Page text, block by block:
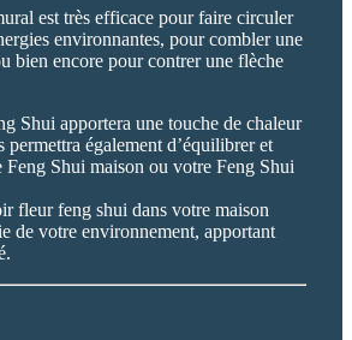
est très efficace pour faire circuler
environnantes, pour combler une
bien encore pour contrer une flèche
Shui apportera une touche de chaleur
permettra également d’équilibrer et
Feng Shui maison ou votre Feng Shui
fleur feng shui dans votre maison
de votre environnement, apportant